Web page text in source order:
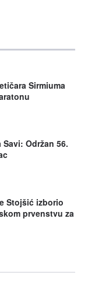
Sirmiuma
Održan 56.
Stojšić izborio
prvenstvu za